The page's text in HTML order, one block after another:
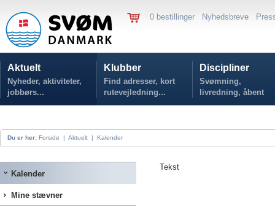
0 bestillinger Nyhedsbreve
Aktuelt
Nyheder, aktiviteter,
jobbørs...
Klubber
Find adresser, kort
rutevejledning...
Discipliner
Svømning,
livredning, åbent
vand...
Du er her: Forside | Aktuelt | Kalender
Kalender
Mine stævner
Tekst